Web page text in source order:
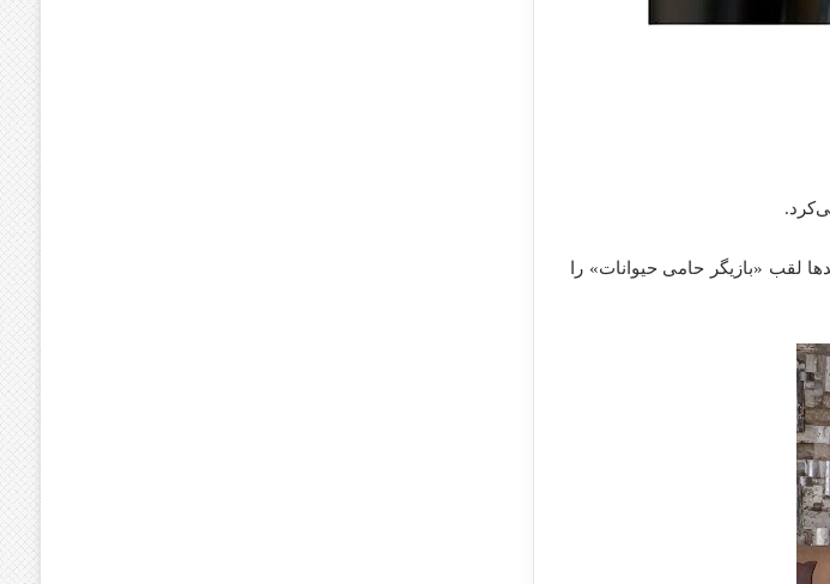
لقب «بازیگر حامی حیوانات» را